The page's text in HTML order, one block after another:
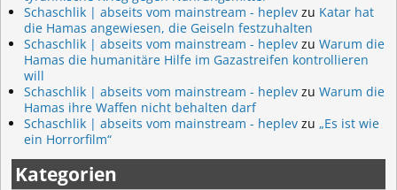
Schaschlik | abseits vom mainstream - heplev zu Katar hat
die Hamas angewiesen, die Geiseln festzuhalten
Schaschlik | abseits vom mainstream - heplev zu Warum die
Hamas die humanitäre Hilfe im Gazastreifen kontrollieren
will
Schaschlik | abseits vom mainstream - heplev zu Warum die
Hamas ihre Waffen nicht behalten darf
Schaschlik | abseits vom mainstream - heplev zu „Es ist wie
ein Horrorfilm“
Kategorien